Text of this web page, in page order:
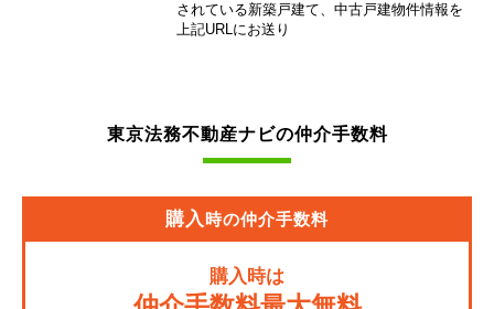
されている新築戸建て、中古戸建物件情報を
上記URLにお送り
東京法務不動産ナビの仲介手数料
購入時の仲介手数料
購入時は